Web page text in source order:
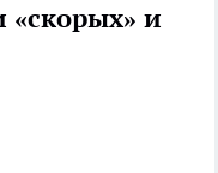
«скорых» и